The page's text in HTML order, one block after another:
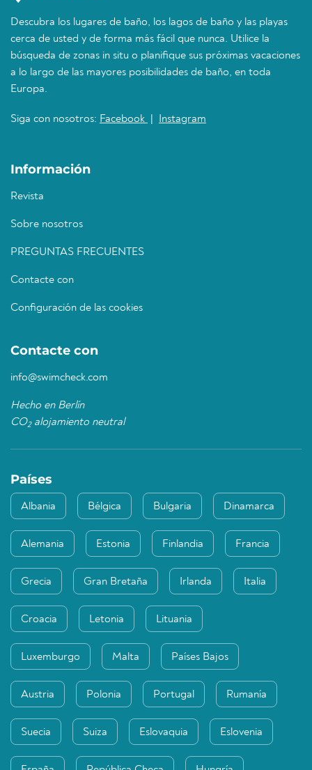
Descubra los lugares de baño, los lagos de baño y las playas
cerca de usted y de forma más fácil que nunca. Utilice la
búsqueda de zonas in situ o planifique sus próximas vacaciones
a lo largo de las mayores posibilidades de baño, en toda
Europa.
Siga con nosotros: Facebook Instagram
Información
Revista
Sobre nosotros
PREGUNTAS FRECUENTES
Contacte con
Configuración de las cookies
Contacte con
info@swimcheck.com
Hecho en Berlín
CO2alojamiento neutral
Países
Albania Bélgica Bulgaria Dinamarca
Alemania Estonia Finlandia Francia
Grecia Gran Bretaña Irlanda Italia
Croacia Letonia Lituania
Luxemburgo Malta Países Bajos
Austria Polonia Portugal Rumanía
Suecia Suiza Eslovaquia Eslovenia